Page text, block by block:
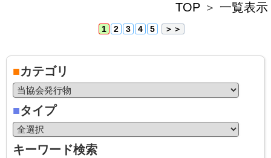
TOP ＞ 一覧表示
1 2 3 4 5 ＞＞
■カテゴリ
■タイプ
キーワード検索